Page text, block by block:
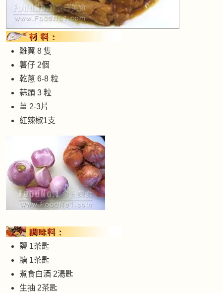
雞翼 8 隻
薯仔 2個
乾蔥 6-8 粒
蒜頭 3 粒
薑 2-3片
紅辣椒1支
鹽 1茶匙
糖 1茶匙
煮食白酒 2湯匙
生抽 2茶匙